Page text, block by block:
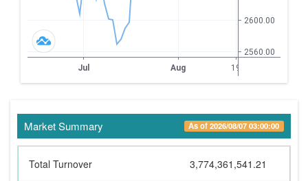
Market Summary As of 2026/08/07 03:00:00
Total Turnover 3,774,361,541.21